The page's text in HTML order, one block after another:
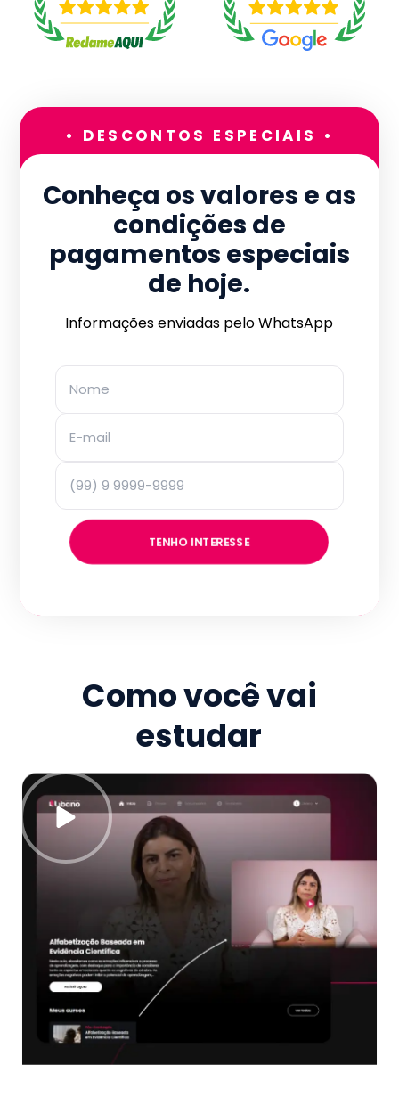
• DESCONTOS ESPECIAIS •
Conheça os valores e as
condições de
pagamentos especiais
de hoje.
Informações enviadas pelo WhatsApp
TENHO INTERESSE
Como você vai
estudar